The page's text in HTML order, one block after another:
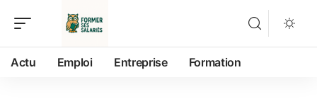
Actu Emploi Entreprise Formation